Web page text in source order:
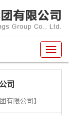
司
有限公司】